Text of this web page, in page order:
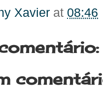
Xavier at 08:46